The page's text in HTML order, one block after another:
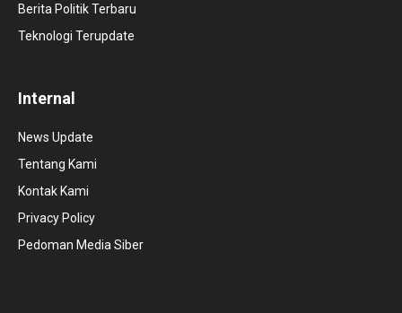
Berita Politik Terbaru
Teknologi Terupdate
Internal
News Update
Tentang Kami
Kontak Kami
Privacy Policy
Pedoman Media Siber